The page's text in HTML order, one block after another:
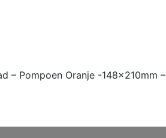
– Pompoen Oranje -148x210mm –